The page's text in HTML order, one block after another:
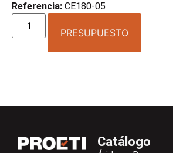
Referencia: CE180-05
PRESUPUESTO
Catálogo